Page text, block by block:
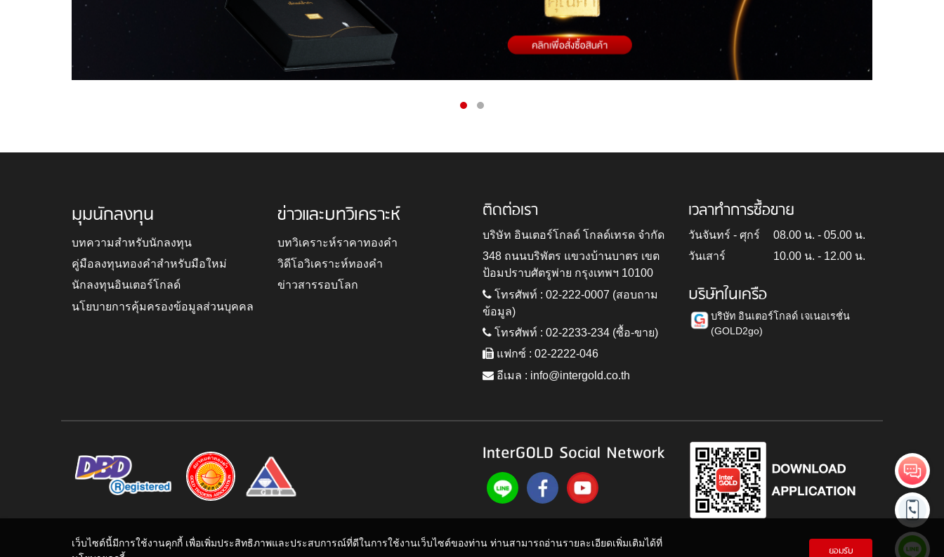
มุมนักลงทุน
บทความสำหรับนักลงทุน
คู่มือลงทุนทองคำสำหรับมือใหม่
นักลงทุนอินเตอร์โกลด์
นโยบายการคุ้มครองข้อมูลส่วนบุคคล
ข่าวและบทวิเคราะห์
บทวิเคราะห์ราคาทองคำ
วิดีโอวิเคราะห์ทองคำ
ข่าวสารรอบโลก
ติดต่อเรา
บริษัท อินเตอร์โกลด์ โกลด์เทรด จำกัด
348 ถนนบริพัตร แขวงบ้านบาตร เขต
ป้อมปราบศัตรูพ่าย กรุงเทพฯ 10100
โทรศัพท์ : 02-222-0007 (สอบถาม
ข้อมูล)
โทรศัพท์ : 02-2233-234 (ซื้อ-ขาย)
แฟกซ์ : 02-2222-046
อีเมล : info@intergold.co.th
เวลาทำการซื้อขาย
วันจันทร์ - ศุกร์
08.00 น. - 05.00 น.
วันเสาร์
10.00 น. - 12.00 น.
บริษัทในเครือ
บริษัท อินเตอร์โกลด์ เจเนอเรชั่น
(GOLD2go)
InterGOLD Social Network
เว็บไซต์นี้มีการใช้งานคุกกี้ เพื่อเพิ่มประสิทธิภาพและประสบการณ์ที่ดีในการใช้งานเว็บไซต์ของท่าน ท่านสามารถอ่านรายละเอียดเพิ่มเติมได้ที่
ยอมรับ